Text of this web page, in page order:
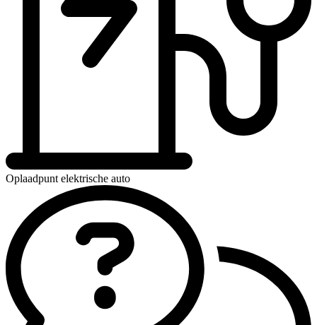
Oplaadpunt elektrische auto